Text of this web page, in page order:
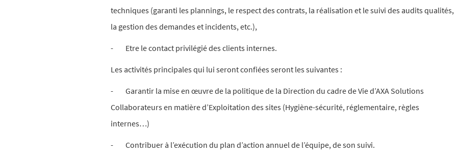
techniques (garanti les plannings, le respect des contrats, la réalisation et le suivi des audits qualités,
la gestion des demandes et incidents, etc.),
- Etre le contact privilégié des clients internes.
Les activités principales qui lui seront confiées seront les suivantes :
- Garantir la mise en œuvre de la politique de la Direction du cadre de Vie d’AXA Solutions
Collaborateurs en matière d’Exploitation des sites (Hygiène-sécurité, réglementaire, règles
internes…)
- Contribuer à l’exécution du plan d’action annuel de l’équipe, de son suivi.